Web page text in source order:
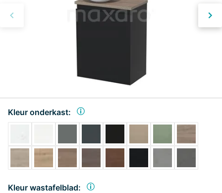
Kleur onderkast:
Kleur wastafelblad: